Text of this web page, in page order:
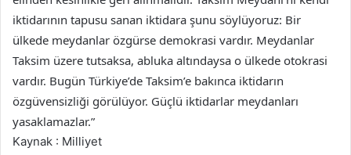
iktidarının tapusu sanan iktidara şunu söylüyoruz: Bir
ülkede meydanlar özgürse demokrasi vardır. Meydanlar
Taksim üzere tutsaksa, abluka altındaysa o ülkede otokrasi
vardır. Bugün Türkiye’de Taksim’e bakınca iktidarın
özgüvensizliği görülüyor. Güçlü iktidarlar meydanları
yasaklamazlar.”
Kaynak : Milliyet